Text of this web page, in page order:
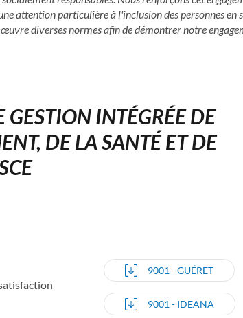
attention particulière à l'inclusion des personnes en
diverses normes afin de démontrer notre
INTÉGRÉE DE
DE LA SANTÉ ET DE
9001 - GUÉRET
9001 - IDEANA